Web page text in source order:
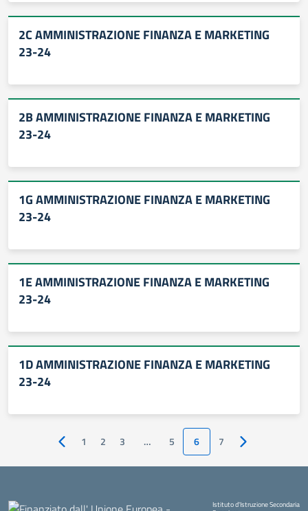
2C AMMINISTRAZIONE FINANZA E MARKETING
23-24
2B AMMINISTRAZIONE FINANZA E MARKETING
23-24
1G AMMINISTRAZIONE FINANZA E MARKETING
23-24
1E AMMINISTRAZIONE FINANZA E MARKETING
23-24
1D AMMINISTRAZIONE FINANZA E MARKETING
23-24
Pagina precedente
1 2 3 … 5 6 7 Pagina
Istituto d'Istruzione Secondaria